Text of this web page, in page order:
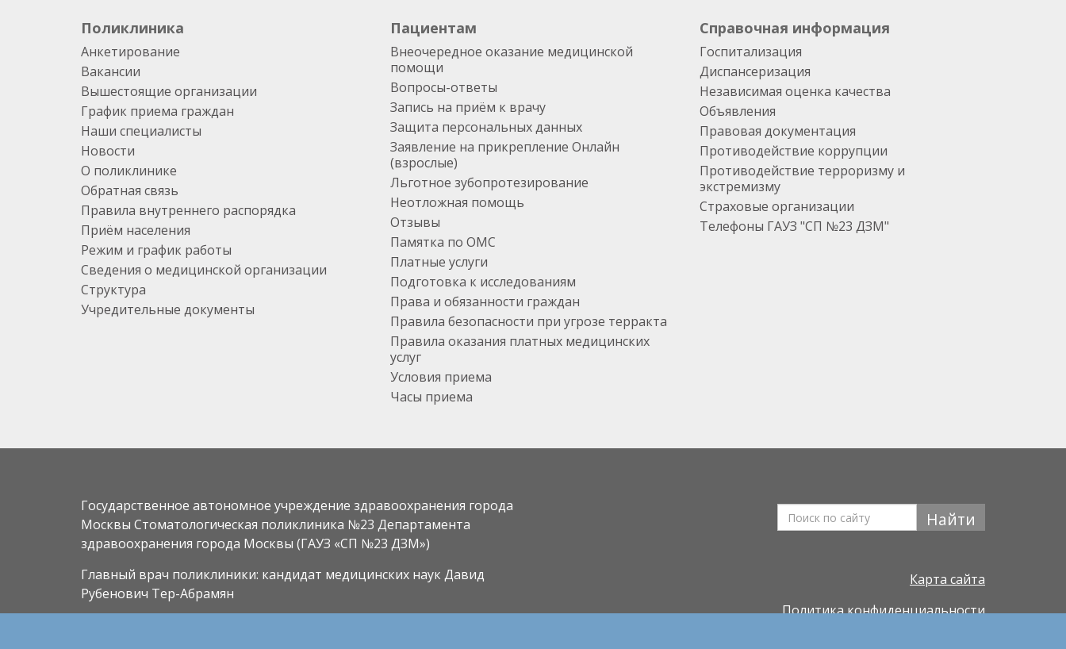
Поликлиника
Анкетирование
Вакансии
Вышестоящие организации
График приема граждан
Наши специалисты
Новости
О поликлинике
Обратная связь
Правила внутреннего распорядка
Приём населения
Режим и график работы
Сведения о медицинской организации
Структура
Учредительные документы
Пациентам
Внеочередное оказание медицинской
помощи
Вопросы-ответы
Запись на приём к врачу
Защита персональных данных
Заявление на прикрепление Онлайн
(взрослые)
Льготное зубопротезирование
Неотложная помощь
Отзывы
Памятка по ОМС
Платные услуги
Подготовка к исследованиям
Права и обязанности граждан
Правила безопасности при угрозе терракта
Правила оказания платных медицинских
услуг
Условия приема
Часы приема
Справочная информация
Госпитализация
Диспансеризация
Независимая оценка качества
Объявления
Правовая документация
Противодействие коррупции
Противодействие терроризму и
экстремизму
Страховые организации
Телефоны ГАУЗ "СП №23 ДЗМ"
Государственное автономное учреждение здравоохранения города
Москвы Стоматологическая поликлиника №23 Департамента
здравоохранения города Москвы (ГАУЗ «СП №23 ДЗМ»)
Главный врач поликлиники: кандидат медицинских наук Давид
Рубенович Тер-Абрамян
Найти
Карта сайта
Политика конфиденциальности